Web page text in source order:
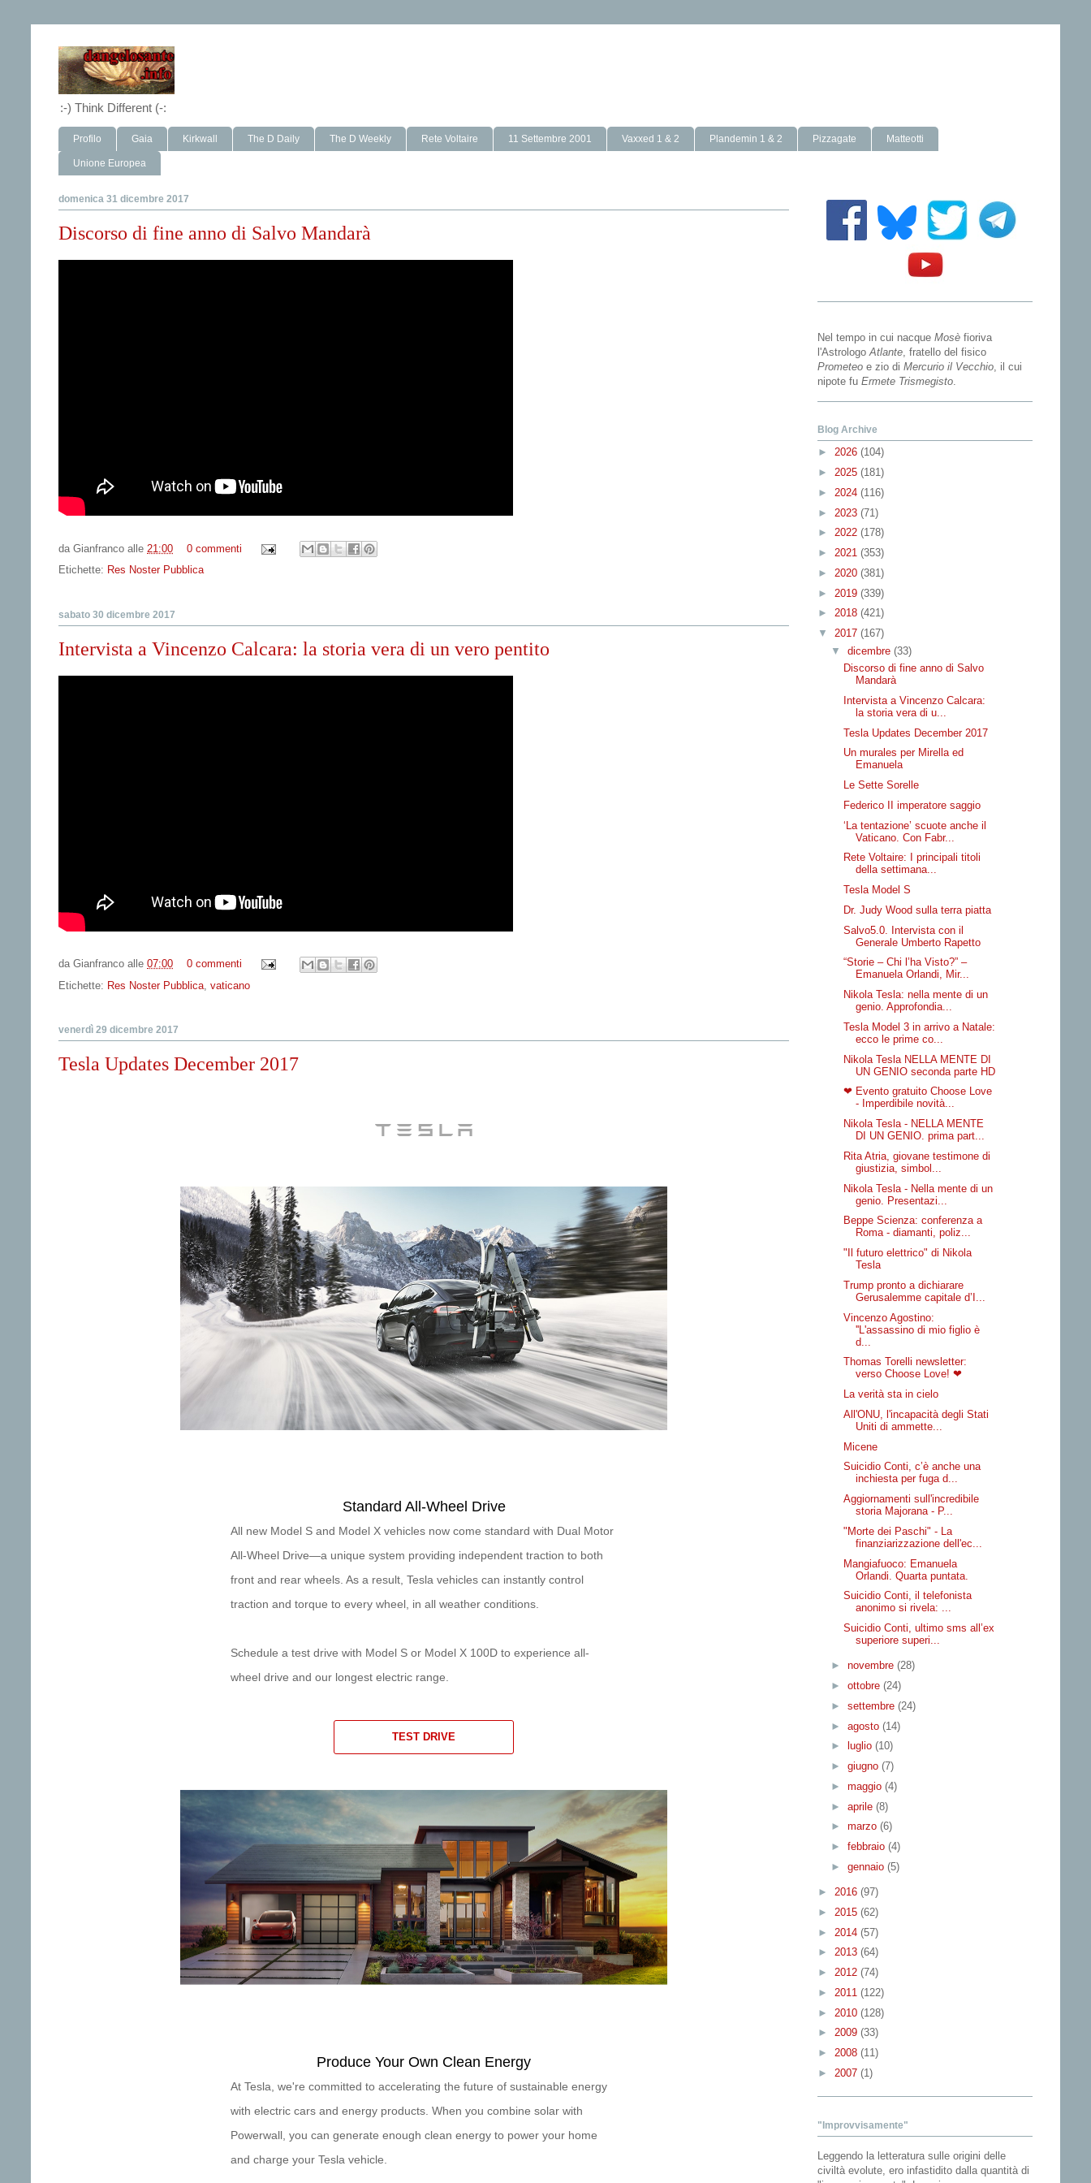
:-) Think Different (-:
Profilo Gaia Kirkwall The D Daily The D Weekly Rete Voltaire 11 Settembre 2001 Vaxxed 1 & 2 Plandemin 1 & 2 Pizzagate Matteotti
Unione Europea
domenica 31 dicembre 2017
Discorso di fine anno di Salvo Mandarà
da Gianfranco alle 21:00
0 commenti
Etichette: Res Noster Pubblica
sabato 30 dicembre 2017
Intervista a Vincenzo Calcara: la storia vera di un vero pentito
da Gianfranco alle 07:00
0 commenti
Etichette: Res Noster Pubblica, vaticano
venerdì 29 dicembre 2017
Tesla Updates December 2017
Standard All-Wheel Drive
All new Model S and Model X vehicles now come standard with Dual Motor
All‑Wheel Drive—a unique system providing independent traction to both
front and rear wheels. As a result, Tesla vehicles can instantly control
traction and torque to every wheel, in all weather conditions.
Schedule a test drive with Model S or Model X 100D to experience all-
wheel drive and our longest electric range.
TEST DRIVE
Produce Your Own Clean Energy
At Tesla, we're committed to accelerating the future of sustainable energy
with electric cars and energy products. When you combine solar with
Powerwall, you can generate enough clean energy to power your home
and charge your Tesla vehicle.
Nel tempo in cui nacque Mosè fioriva
l'Astrologo Atlante , fratello del fisico
Prometeo e zio di Mercurio il Vecchio , il cui
nipote fu Ermete Trismegisto
Blog Archive
► 2026 (104)
► 2025 (181)
► 2024 (116)
► 2023 (71)
► 2022 (178)
► 2021 (353)
► 2020 (381)
► 2019 (339)
► 2018 (421)
▼ 2017 (167)
▼ dicembre (33)
Discorso di fine anno di Salvo
Mandarà
Intervista a Vincenzo Calcara:
la storia vera di u...
Tesla Updates December 2017
Un murales per Mirella ed
Emanuela
Le Sette Sorelle
Federico II imperatore saggio
‘La tentazione’ scuote anche il
Vaticano. Con Fabr...
Rete Voltaire: I principali titoli
della settimana...
Tesla Model S
Dr. Judy Wood sulla terra piatta
Salvo5.0. Intervista con il
Generale Umberto Rapetto
“Storie – Chi l’ha Visto?” –
Emanuela Orlandi, Mir...
Nikola Tesla: nella mente di un
genio. Approfondia...
Tesla Model 3 in arrivo a Natale:
ecco le prime co...
Nikola Tesla NELLA MENTE DI
UN GENIO seconda parte HD
❤ Evento gratuito Choose Love
- Imperdibile novità...
Nikola Tesla - NELLA MENTE
DI UN GENIO. prima part...
Rita Atria, giovane testimone di
giustizia, simbol...
Nikola Tesla - Nella mente di un
genio. Presentazi...
Beppe Scienza: conferenza a
Roma - diamanti, poliz...
"Il futuro elettrico" di Nikola
Tesla
Trump pronto a dichiarare
Gerusalemme capitale d’I...
Vincenzo Agostino:
''L'assassino di mio figlio è
d...
Thomas Torelli newsletter:
verso Choose Love! ❤
La verità sta in cielo
All'ONU, l'incapacità degli Stati
Uniti di ammette...
Micene
Suicidio Conti, c’è anche una
inchiesta per fuga d...
Aggiornamenti sull'incredibile
storia Majorana - P...
"Morte dei Paschi" - La
finanziarizzazione dell'ec...
Mangiafuoco: Emanuela
Orlandi. Quarta puntata.
Suicidio Conti, il telefonista
anonimo si rivela: ...
Suicidio Conti, ultimo sms all’ex
superiore superi...
► novembre (28)
► ottobre (24)
► settembre (24)
► agosto (14)
►
luglio (10)
► giugno (7)
► maggio (4)
► aprile (8)
► marzo (6)
► febbraio (4)
► gennaio (5)
► 2016 (97)
► 2015 (62)
► 2014 (57)
► 2013 (64)
► 2012 (74)
► 2011 (122)
► 2010 (128)
► 2009 (33)
► 2008 (11)
► 2007 (1)
"Improvvisamente"
Leggendo la letteratura sulle origini delle
civiltà evolute, ero infastidito dalla quantità di